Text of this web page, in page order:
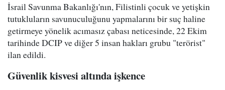
İsrail Savunma Bakanlığı'nın, Filistinli çocuk ve yetişkin
tutukluların savunuculuğunu yapmalarını bir suç haline
getirmeye yönelik acımasız çabası neticesinde, 22 Ekim
tarihinde DCIP ve diğer 5 insan hakları grubu "terörist"
ilan edildi.
Güvenlik kisvesi altında işkence